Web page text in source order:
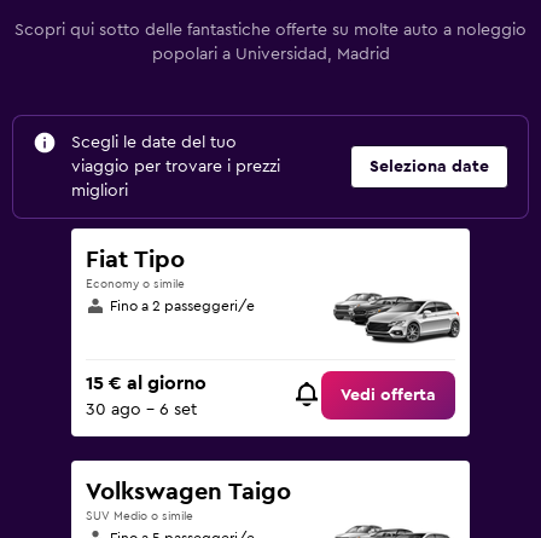
Scopri qui sotto delle fantastiche offerte su molte auto a noleggio
popolari a Universidad, Madrid
Scegli le date del tuo
viaggio per trovare i prezzi
migliori
Seleziona date
Fiat Tipo
Economy o simile
Fino a 2 passeggeri/e
15 € al giorno
30 ago - 6 set
Vedi offerta
Volkswagen Taigo
SUV Medio o simile